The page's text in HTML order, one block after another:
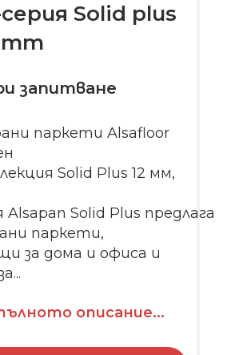
Solid plus
запитване
паркети Alsafloor
Solid Plus 12 мм,
Alsapan Solid Plus предлага
паркети,
за дома и офиса и
описание...